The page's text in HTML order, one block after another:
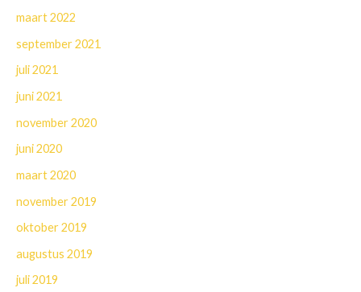
maart 2022
september 2021
juli 2021
juni 2021
november 2020
juni 2020
maart 2020
november 2019
oktober 2019
augustus 2019
juli 2019